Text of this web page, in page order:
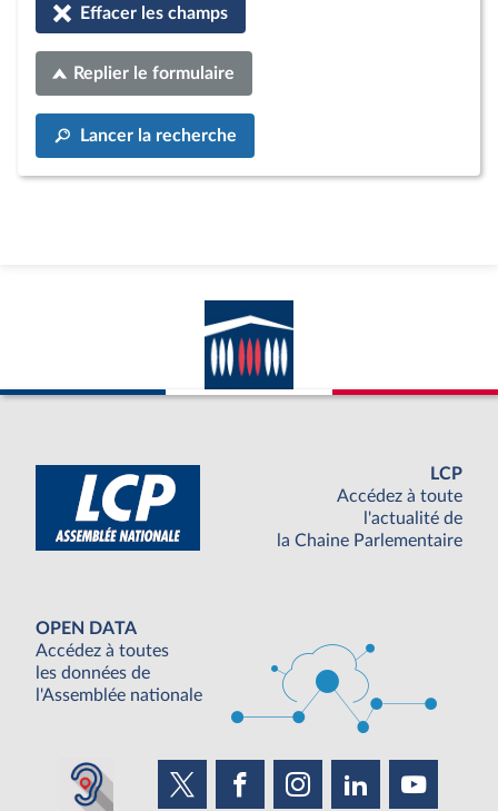
Effacer les champs
Replier le formulaire
Lancer la recherche
LCP
Accédez à toute
l'actualité de
la Chaine Parlementaire
OPEN DATA
Accédez à toutes
les données de
l'Assemblée nationale